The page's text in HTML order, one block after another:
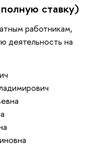
ставку)
работникам,
деятельность на